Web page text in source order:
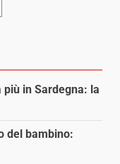
in Sardegna: la
del bambino: